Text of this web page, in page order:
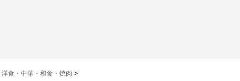
洋食・中華・和食・焼肉 >